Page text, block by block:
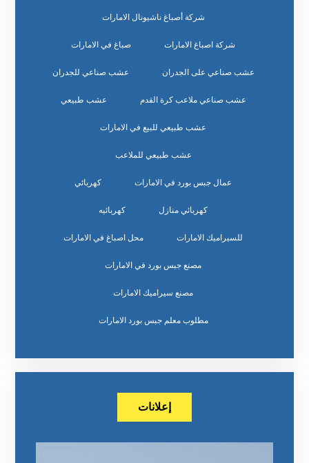
شركة أصباغ ناشيونال الامارات
شركة اصباغ الامارات صباغ في الامارات
عشب صناعي على الجدران عشب صناعي للجدران
عشب صناعي ملاعب كرة القدم عشب طبيعي
عشب طبيعي للبيع في الامارات
عشب طبيعي للملاعب
عمال جبس بورد في الامارات كهربائي
كهربائي منازل كهربائيه
للسيراميك الامارات محل اصباغ في الامارات
مصنع جبس بورد في الامارات
مصنع سيراميك الامارات
مطلوب معلم جبس بورد الامارات
إعلانات